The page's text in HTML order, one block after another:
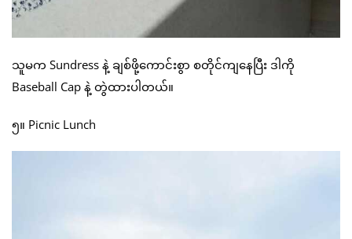
သူမက Sundress နဲ့ ချစ်ဖို့ကောင်းစွာ စတိုင်ကျနေပြီး ဒါကို
Baseball Cap နဲ့ တွဲထားပါတယ်။
၅။ Picnic Lunch